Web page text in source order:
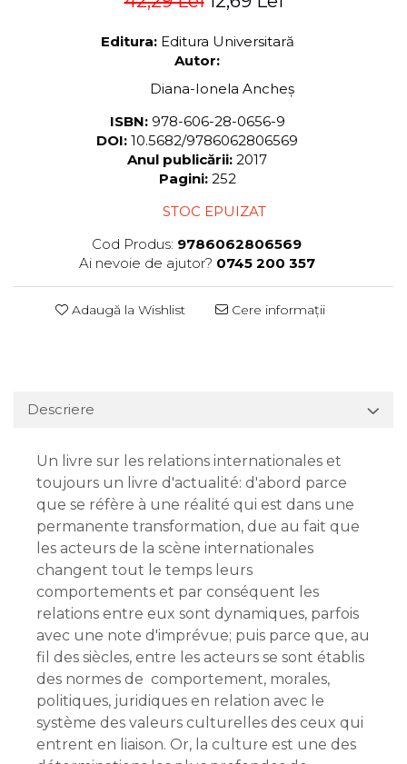
Editura: Editura Universitară
Autor:
Diana-Ionela Ancheş
ISBN: 978-606-28-0656-9
DOI: 10.5682/9786062806569
Anul publicării: 2017
Pagini: 252
STOC EPUIZAT
Cod Produs: 9786062806569
Ai nevoie de ajutor? 0745 200 357
Adaugă la Wishlist Cere informații
Descriere
Un livre sur les relations internationales et
toujours un livre d'actualité: d'abord parce
que se réfère à une réalité qui est dans une
permanente transformation, due au fait que
les acteurs de la scène internationales
changent tout le temps leurs
comportements et par conséquent les
relations entre eux sont dynamiques, parfois
avec une note d'imprévue; puis parce que, au
fil des siècles, entre les acteurs se sont établis
des normes de comportement, morales,
politiques, juridiques en relation avec le
système des valeurs culturelles des ceux qui
entrent en liaison. Or, la culture est une des